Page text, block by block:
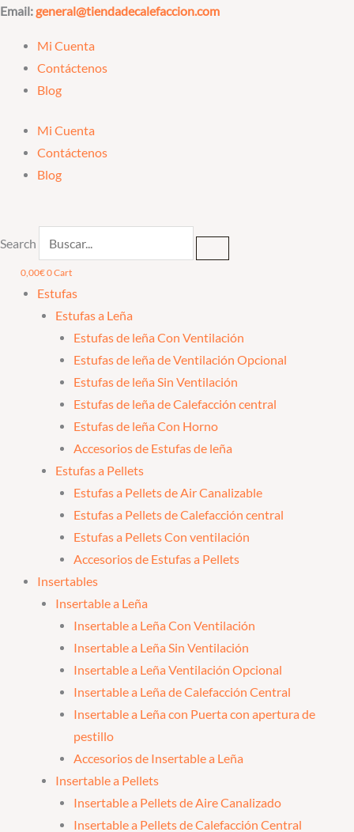
Ir
contenido
Email:general@tiendadecalefaccion.com
Mi Cuenta
Contáctenos
Blog
Mi Cuenta
Contáctenos
Blog
Search
0,00€0Cart
Estufas
Estufas a Leña
Estufas de leña Con Ventilación
Estufas de leña de Ventilación Opcional
Estufas de leña Sin Ventilación
Estufas de leña de Calefacción central
Estufas de leña Con Horno
Accesorios de Estufas de leña
Estufas a Pellets
Estufas a Pellets de Air Canalizable
Estufas a Pellets de Calefacción central
Estufas a Pellets Con ventilación
Accesorios de Estufas a Pellets
Insertables
Insertable a Leña
Insertable a Leña Con Ventilación
Insertable a Leña Sin Ventilación
Insertable a Leña Ventilación Opcional
Insertable a Leña de Calefacción Central
Insertable a Leña con Puerta con apertura de
pestillo
Accesorios de Insertable a Leña
Insertable a Pellets
Insertable a Pellets de Aire Canalizado
Insertable a Pellets de Calefacción Central